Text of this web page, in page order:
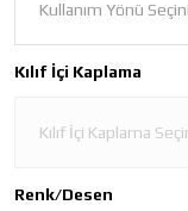
Kılıf İçi Kaplama
Renk/Desen